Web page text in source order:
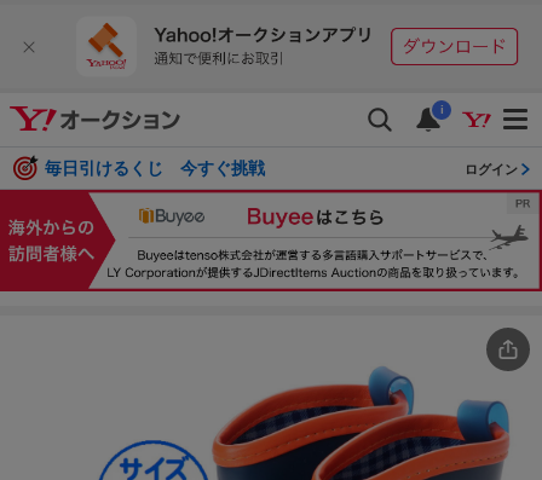
i
毎日引けるくじ 今すぐ挑戦 ログイン